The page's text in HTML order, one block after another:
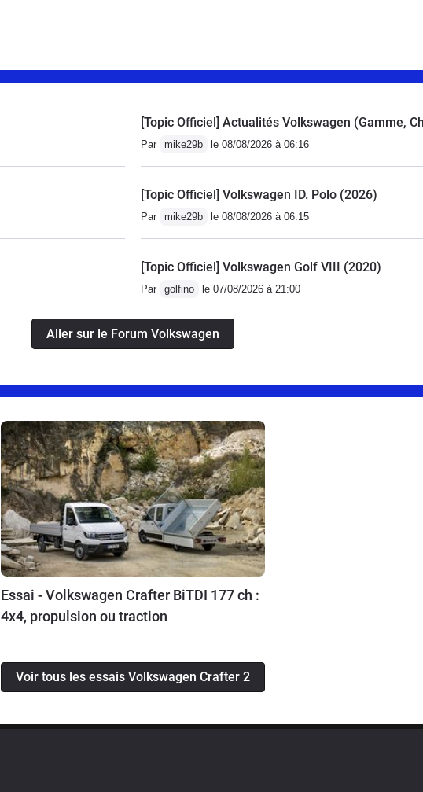
[Topic Officiel] Actualités Volkswagen (Gamme,
Par mike29b le 08/08/2026 à 06:16
[Topic Officiel] Volkswagen ID. Polo (2026)
Par mike29b le 08/08/2026 à 06:15
[Topic Officiel] Volkswagen Golf VIII (2020)
Par golfino le 07/08/2026 à 21:00
Aller sur le Forum Volkswagen
Essai - Volkswagen Crafter BiTDI 177 ch :
4x4, propulsion ou traction
Voir tous les essais Volkswagen Crafter 2